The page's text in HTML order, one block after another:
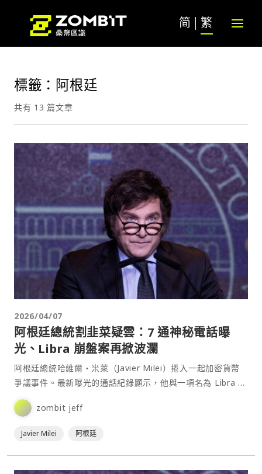
简 繁
標籤：阿根廷
共有 13 篇文章
2026/04/07
阿根廷總統割韭菜疑雲：7 通神秘電話曝
光、Libra 崩盤案再掀波瀾
阿根廷總統哈維爾・米萊（Javier Milei）捲入一起加密貨幣
爭議事件。最新曝光的通話紀錄顯示，他與一項名為 Libra 的
加密貨幣項目關係，可能比先前公開說法⋯
zombit jeff
Javier Milei 阿根廷